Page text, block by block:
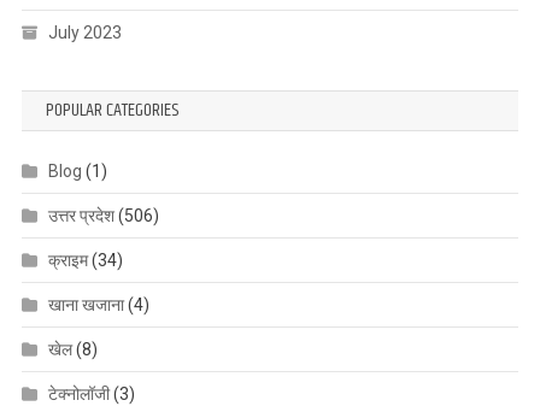
July 2023
POPULAR CATEGORIES
Blog (1)
उत्तर प्रदेश(506)
क्राइम(34)
खाना खजाना(4)
खेल(8)
टेक्नोलॉजी(3)